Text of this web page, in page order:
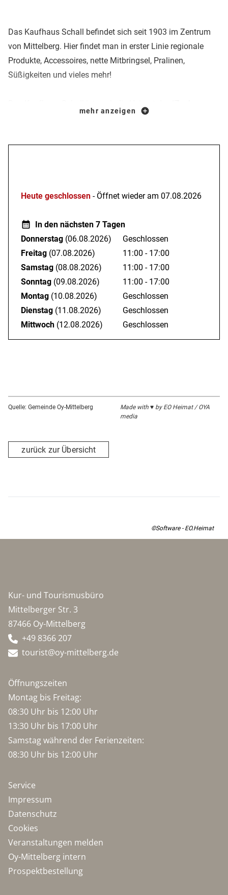
Das Kaufhaus Schall befindet sich seit 1903 im Zentrum
von Mittelberg. Hier findet man in erster Linie regionale
Produkte, Accessoires, nette Mitbringsel, Pralinen,
Süßigkeiten und vieles mehr!
". Hier gibt es die leckeren Pralinen von Manuela
sich quasi von selbst!
mehr anzeigen
Heute geschlossen - Öffnet wieder am 07.08.2026
In den nächsten 7 Tagen
Donnerstag (06.08.2026)
Geschlossen
Freitag (07.08.2026)
11:00 - 17:00
Samstag (08.08.2026)
11:00 - 17:00
Sonntag (09.08.2026)
11:00 - 17:00
Montag (10.08.2026)
Geschlossen
Dienstag (11.08.2026)
Geschlossen
Mittwoch (12.08.2026) Geschlossen
Quelle: Gemeinde Oy-Mittelberg
Made with ♥ by EO Heimat / OYA
media
zurück zur Übersicht
©Software - EO.Heimat
Kur- und Tourismusbüro
Mittelberger Str. 3
87466 Oy-Mittelberg
+49 8366 207
tourist@oy-mittelberg.de
Öffnungszeiten
Montag bis Freitag:
08:30 Uhr bis 12:00 Uhr
13:30 Uhr bis 17:00 Uhr
Samstag während der Ferienzeiten:
08:30 Uhr bis 12:00 Uhr
Service
Impressum
Datenschutz
Cookies
Veranstaltungen melden
Oy-Mittelberg intern
Prospektbestellung